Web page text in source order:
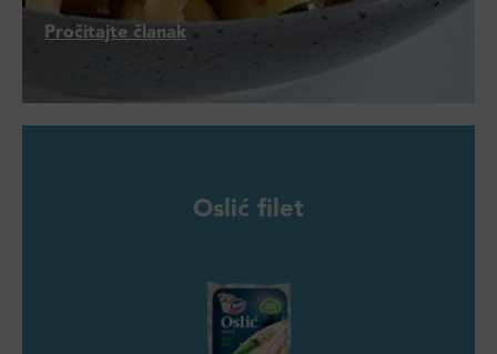
Pročitajte članak
Oslić filet